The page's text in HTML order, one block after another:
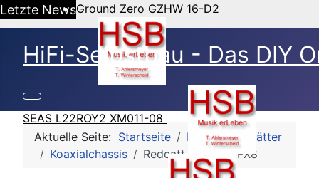
Letzte NewsGround Zero GZHW 16-D2
SEAS L22ROY2 XM011-08
HiFi-Selbstbau - Das DIY
Aktuelle Seite: Startseite
HSB-Datenblätter
Koaxialchassis
Redcatt CX6F140FX8